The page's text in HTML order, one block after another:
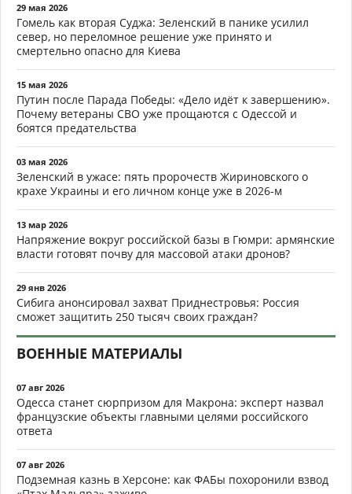
29 мая 2026
Гомель как вторая Суджа: Зеленский в панике усилил
север, но переломное решение уже принято и
смертельно опасно для Киева
15 мая 2026
Путин после Парада Победы: «Дело идёт к завершению».
Почему ветераны СВО уже прощаются с Одессой и
боятся предательства
03 мая 2026
Зеленский в ужасе: пять пророчеств Жириновского о
крахе Украины и его личном конце уже в 2026-м
13 мар 2026
Напряжение вокруг российской базы в Гюмри: армянские
власти готовят почву для массовой атаки дронов?
29 янв 2026
Сибига анонсировал захват Приднестровья: Россия
сможет защитить 250 тысяч своих граждан?
ВОЕННЫЕ МАТЕРИАЛЫ
07 авг 2026
Одесса станет сюрпризом для Макрона: эксперт назвал
французские объекты главными целями российского
ответа
07 авг 2026
Подземная казнь в Херсоне: как ФАБы похоронили взвод